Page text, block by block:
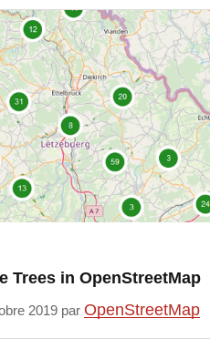
Trees in OpenStreetMap
2019 parOpenStreetMap